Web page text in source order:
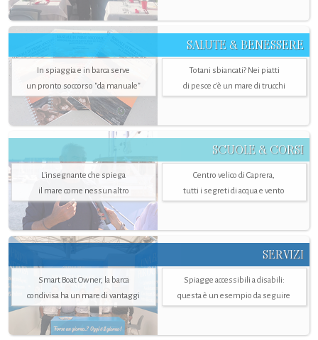
SALUTE & BENESSERE
In spiaggia e in barca serve
un pronto soccorso "da manuale"
Totani sbiancati? Nei piatti
di pesce c'è un mare di trucchi
SCUOLE & CORSI
L'insegnante che spiega
il mare come nessun altro
Centro velico di Caprera,
tutti i segreti di acqua e vento
SERVIZI
Smart Boat Owner, la barca
condivisa ha un mare di vantaggi
Spiagge accessibili a disabili:
questa è un esempio da seguire